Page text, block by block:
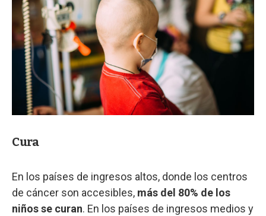
Cura
En los países de ingresos altos, donde los centros
de cáncer son accesibles, más del 80% de los
niños se curan. En los países de ingresos medios y